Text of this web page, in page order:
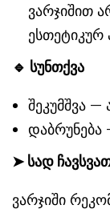
ვარჯიშით
ესთეტიკურ
🔹 სუნთქვა
შეკუმშვა —
დაბრუნება
➤ სად
ვარჯიში